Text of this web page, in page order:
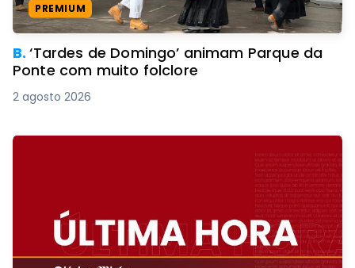
PREMIUM
B.‘Tardes de Domingo’ animam Parque da
Ponte com muito folclore
2 agosto 2026